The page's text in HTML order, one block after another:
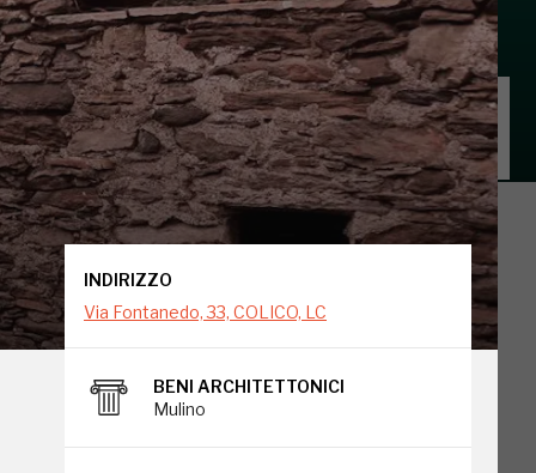
INDIRIZZO
Via Fontanedo, 33, COLICO, LC
BENI ARCHITETTONICI
Mulino
INDIRIZZO
Via Fontanedo, 33, COLICO, LC